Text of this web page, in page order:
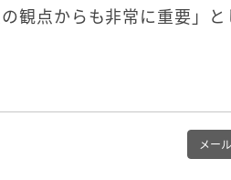
観点からも非常に重要」
メー